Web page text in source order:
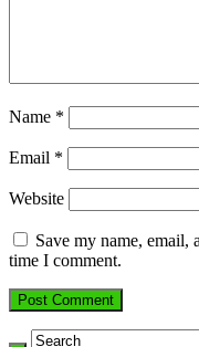
Name *
Email *
Website
Save my name, email,
time I comment.